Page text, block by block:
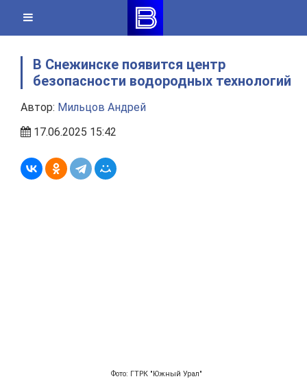
content
В Снежинске появится центр
безопасности водородных технологий
Автор: Мильцов Андрей
17.06.2025 15:42
Фото: ГТРК "Южный Урал"